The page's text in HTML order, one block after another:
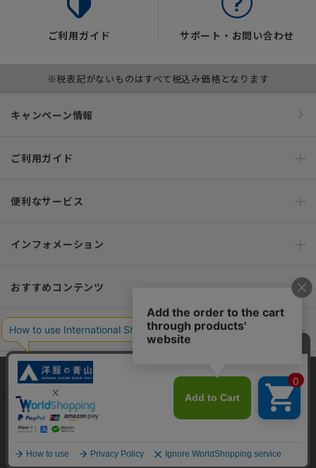
ご利用ガイド サポート・お問い合わせ
※税表記がないものはすべて税込み価格となります
キャンペーン情報
ご利用ガイド
便利なサービス
インフォメーション
おすすめコンテンツ
ポリシー・企業情報
オーダースーツなら SHITATE
OFFICIAL SNS
当サイトでは、快適な閲覧体験とコンテンツ改善のためにCookieを使用
しています。閲覧を続けることで、Cookieの使用に同意したものとみな
します。詳細については
同意して閉じる